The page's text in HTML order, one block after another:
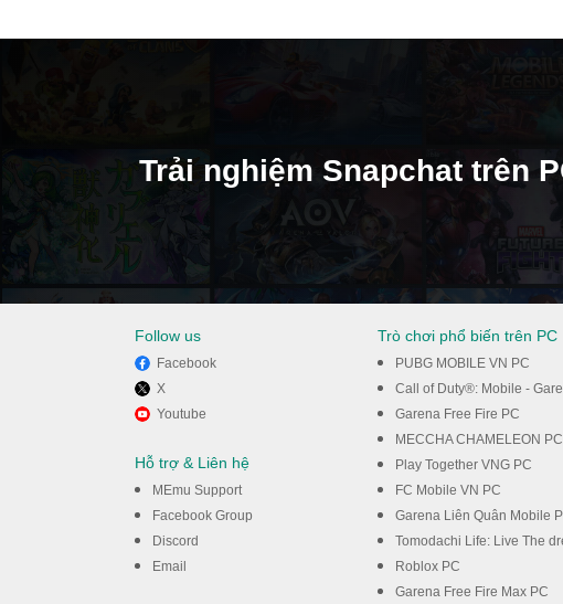
Trải nghiệm Snapchat trên
Follow us
Facebook
X
Youtube
Hỗ trợ & Liên hệ
MEmu Support
Facebook Group
Discord
Email
Trò chơi phổ biến trên PC
PUBG MOBILE VN PC
Call of Duty®: Mobile -
Garena Free Fire PC
MECCHA CHAMELEON PC
Play Together VNG PC
FC Mobile VN PC
Garena Liên Quân Mobile
Tomodachi Life: Live The
Roblox PC
Garena Free Fire Max PC